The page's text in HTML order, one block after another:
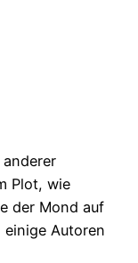
Plot, wie
der Mond auf
Autoren